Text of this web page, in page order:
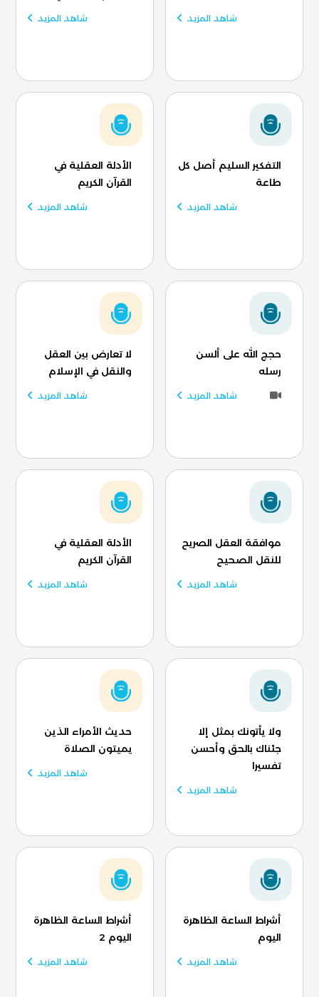
شاهد المزيد شاهد المزيد
التفكير السليم أصل كل
طاعة
شاهد المزيد
الأدلة العقلية في
القرآن الكريم
شاهد المزيد
حجج الله على ألسن
رسله
شاهد المزيد
لا تعارض بين العقل
والنقل في الإسلام
شاهد المزيد
موافقة العقل الصريح
للنقل الصحيح
شاهد المزيد
الأدلة العقلية في
القرآن الكريم
شاهد المزيد
ولا يأتونك بمثل إلا
جئناك بالحق وأحسن
تفسيرا
شاهد المزيد
حديث الأمراء الذين
يميتون الصلاة
شاهد المزيد
أشراط الساعة الظاهرة
اليوم
شاهد المزيد
أشراط الساعة الظاهرة
اليوم 2
شاهد المزيد